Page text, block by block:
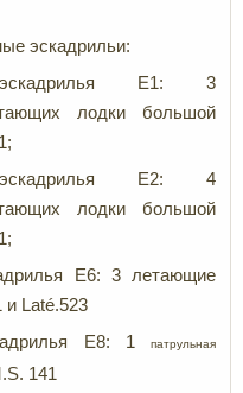
эскадрильи:
эскадрилья E1: 3
лодки большой
эскадрилья E2: 4
лодки большой
E6: 3 летающие
и Laté.523
E8: 1
патрульная
141